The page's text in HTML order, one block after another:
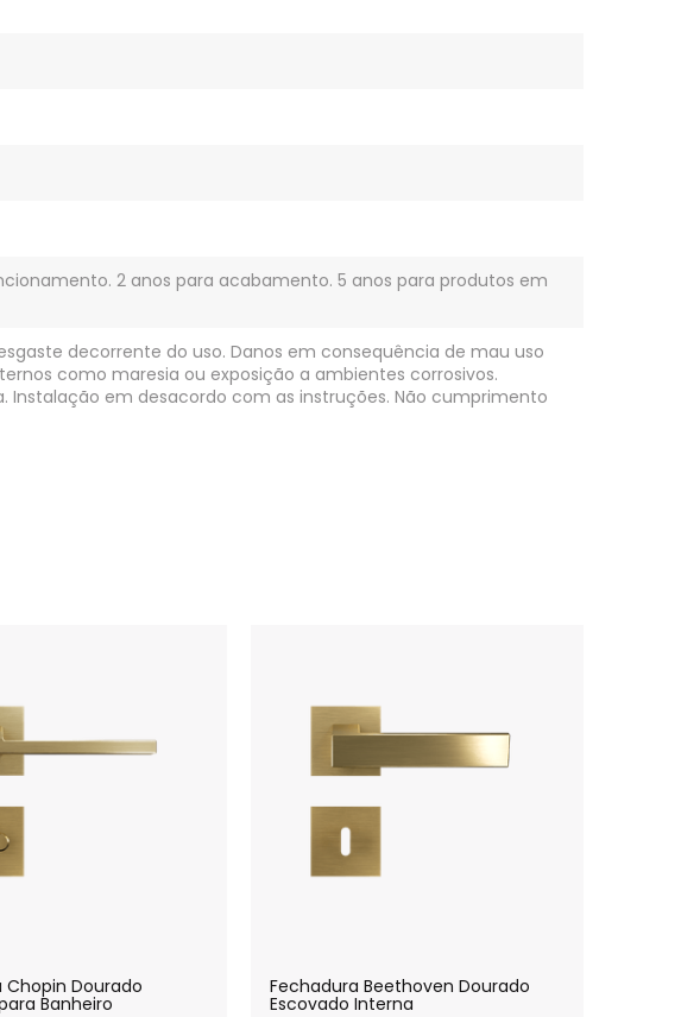
2 anos para acabamento. 5 anos para produtos em
decorrente do uso. Danos em consequência de mau uso
como maresia ou exposição a ambientes corrosivos.
Instalação em desacordo com as instruções. Não cumprimento
Chopin Dourado
Banheiro
Fechadura Beethoven Dourado
Escovado Interna